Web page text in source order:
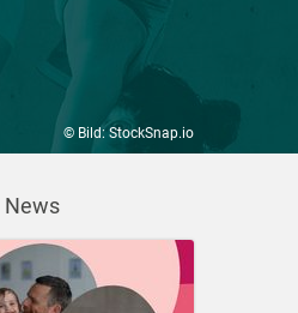
© Bild: StockSnap.io
News